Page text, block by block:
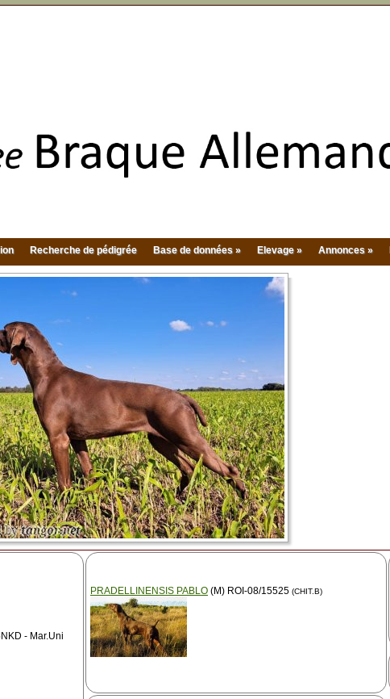
Recherche de pédigrée Base de données » Elevage » Annonces »
- Mar.Uni
PRADELLINENSIS PABLO (M) ROI-08/15525 (CHIT.B)